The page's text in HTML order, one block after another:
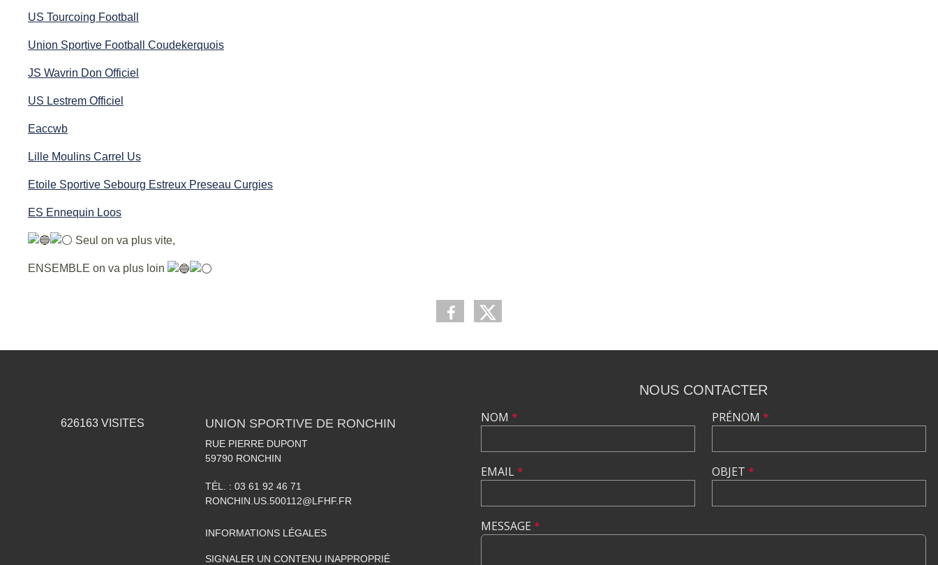
US Tourcoing Football
Union Sportive Football Coudekerquois
JS Wavrin Don Officiel
US Lestrem Officiel
Eaccwb
Lille Moulins Carrel Us
Etoile Sportive Sebourg Estreux Preseau Curgies
ES Ennequin Loos
Seul on va plus vite,
ENSEMBLE on va plus loin
626163 VISITES UNION SPORTIVE DE RONCHIN
RUE PIERRE DUPONT
59790 RONCHIN
TÉL. : 03 61 92 46 71
RONCHIN.US.500112@LFHF.FR
INFORMATIONS LÉGALES
SIGNALER UN CONTENU INAPPROPRIÉ
NOUS CONTACTER
NOM *
EMAIL*
PRÉNOM *
OBJET *
MESSAGE *